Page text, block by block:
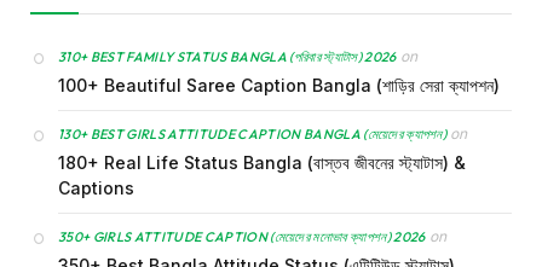
310+ BEST FAMILY STATUS BANGLA (পরিবার স্ট্যাটাস) 2026on
100+ Beautiful Saree Caption Bangla (শাড়ির সেরা ক্যাপশন)
130+ BEST GIRLS ATTITUDE CAPTION BANGLA (মেয়েদের ক্যাপশন)on
180+ Real Life Status Bangla (বাস্তব জীবনের স্ট্যাটাস) &
Captions
350+ GIRLS ATTITUDE CAPTION (মেয়েদের মনোভাব ক্যাপশন) 2026on